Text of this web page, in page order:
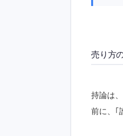
売り方
持論は
前に、｢